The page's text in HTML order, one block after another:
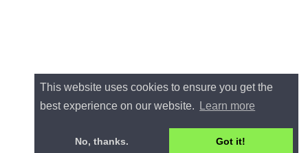
This website uses cookies to ensure you get the
best experience on our website.
Learn more
No, thanks. Got it!